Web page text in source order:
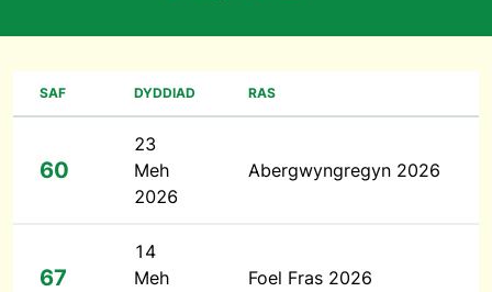
SAF DYDDIAD RAS
60
23
Meh
2026
Abergwyngregyn 2026
67
14
Meh
Foel Fras 2026